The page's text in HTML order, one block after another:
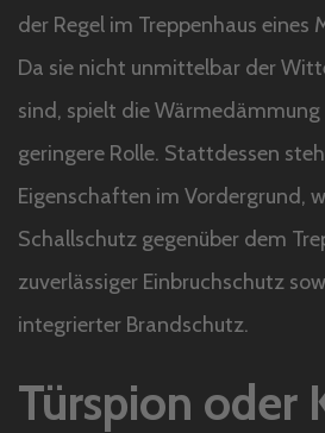
der Regel im Treppenhaus eines
Da sie nicht unmittelbar der
sind, spielt die
geringere Rolle. Stattdessen
Eigenschaften im Vordergrund,
Schallschutz gegenüber dem
zuverlässiger Einbruchschutz
integrierter Brandschutz.
Türspion oder